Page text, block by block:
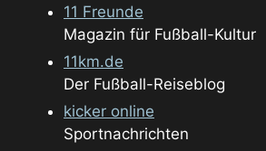
11 Freunde
Magazin für Fußball-Kultur
11km.de
Der Fußball-Reiseblog
kicker online
Sportnachrichten